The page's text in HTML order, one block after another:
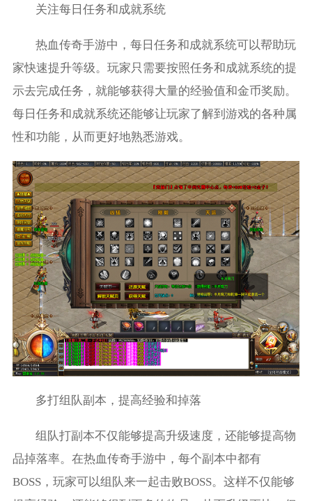
关注每日任务和成就系统
热血传奇手游中，每日任务和成就系统可以帮助玩
家快速提升等级。玩家只需要按照任务和成就系统的提
示去完成任务，就能够获得大量的经验值和金币奖励。
每日任务和成就系统还能够让玩家了解到游戏的各种属
性和功能，从而更好地熟悉游戏。
多打组队副本，提高经验和掉落
组队打副本不仅能够提高升级速度，还能够提高物
品掉落率。在热血传奇手游中，每个副本中都有
BOSS，玩家可以组队来一起击败BOSS。这样不仅能够